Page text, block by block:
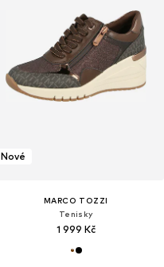
Nové
MARCO TOZZI
Tenisky
1 999 Kč